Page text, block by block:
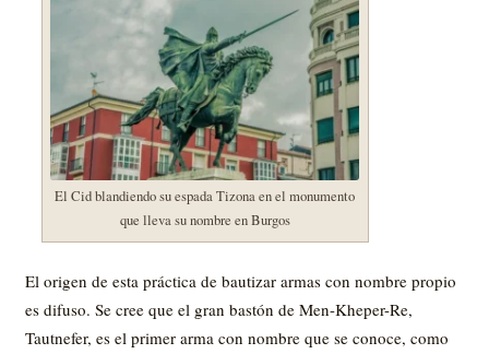
El Cid blandiendo su espada Tizona en el monumento
que lleva su nombre en Burgos
El origen de esta práctica de bautizar armas con nombre propio
es difuso. Se cree que el gran bastón de Men-Kheper-Re,
Tautnefer, es el primer arma con nombre que se conoce, como